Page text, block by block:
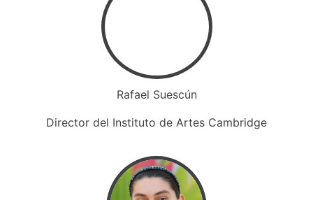
Rafael Suescún
Director del Instituto de Artes Cambridge